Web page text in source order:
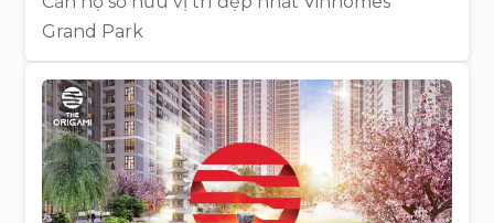
Grand Park